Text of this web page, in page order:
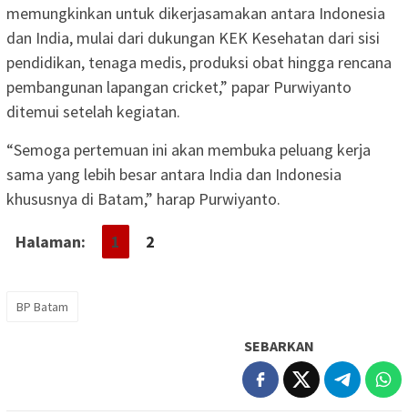
memungkinkan untuk dikerjasamakan antara Indonesia
dan India, mulai dari dukungan KEK Kesehatan dari sisi
pendidikan, tenaga medis, produksi obat hingga rencana
pembangunan lapangan cricket,” papar Purwiyanto
ditemui setelah kegiatan.
“Semoga pertemuan ini akan membuka peluang kerja
sama yang lebih besar antara India dan Indonesia
khususnya di Batam,” harap Purwiyanto.
Halaman: 1 2
BP Batam
SEBARKAN